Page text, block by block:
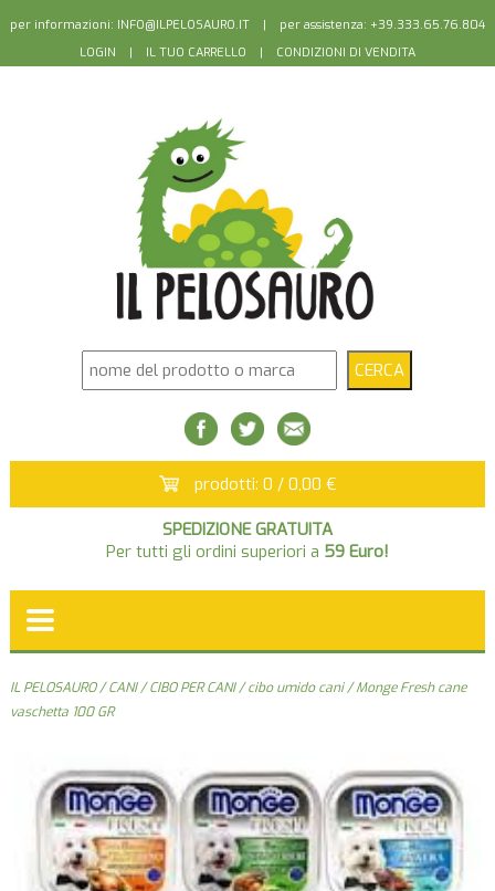
per informazioni: INFO@ILPELOSAURO.IT | per assistenza: +39.333.65.76.804
LOGIN | IL TUO CARRELLO | CONDIZIONI DI VENDITA
prodotti: 0 / 0,00 €
SPEDIZIONE GRATUITA
Per tutti gli ordini superiori a 59 Euro!
IL PELOSAURO/CANI/CIBO PER CANI/cibo umido cani/ Monge Fresh cane
vaschetta 100 GR